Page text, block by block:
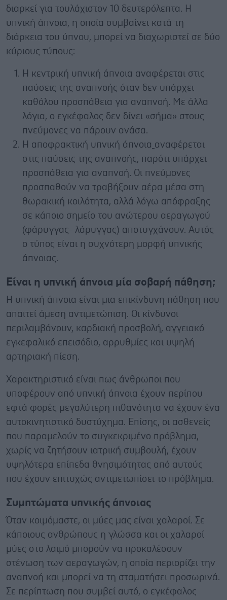
διαρκεί για τουλάχιστον 10 δευτερόλεπτα. Η
υπνική άπνοια, η οποία συμβαίνει κατά τη
διάρκεια του ύπνου, μπορεί να διαχωριστεί σε δύο
κύριους τύπους:
Η κεντρική υπνική άπνοια αναφέρεται στις
παύσεις της αναπνοής όταν δεν υπάρχει
καθόλου προσπάθεια για αναπνοή. Με άλλα
λόγια, ο εγκέφαλος δεν δίνει «σήμα» στους
πνεύμονες να πάρουν ανάσα.
Η αποφρακτική υπνική άπνοια αναφέρεται
στις παύσεις της αναπνοής, παρότι υπάρχει
προσπάθεια για αναπνοή. Οι πνεύμονες
προσπαθούν να τραβήξουν αέρα μέσα στη
θωρακική κοιλότητα, αλλά λόγω απόφραξης
σε κάποιο σημείο του ανώτερου αεραγωγού
(φάρυγγας- λάρυγγας) αποτυγχάνουν. Αυτός
ο τύπος είναι η συχνότερη μορφή υπνικής
άπνοιας.
Είναι η υπνική άπνοια μία σοβαρή πάθηση;
Η υπνική άπνοια είναι μια επικίνδυνη πάθηση που
απαιτεί άμεση αντιμετώπιση. Οι κίνδυνοι
περιλαμβάνουν, καρδιακή προσβολή, αγγειακό
εγκεφαλικό επεισόδιο, αρρυθμίες και υψηλή
αρτηριακή πίεση.
Χαρακτηριστικό είναι πως άνθρωποι που
υποφέρουν από υπνική άπνοια έχουν περίπου
εφτά φορές μεγαλύτερη πιθανότητα να έχουν ένα
αυτοκινητιστικό δυστύχημα. Επίσης, οι ασθενείς
που παραμελούν το συγκεκριμένο πρόβλημα,
χωρίς να ζητήσουν ιατρική συμβουλή, έχουν
υψηλότερα επίπεδα θνησιμότητας από αυτούς
που έχουν επιτυχώς αντιμετωπίσει το πρόβλημα.
Συμπτώματα υπνικής άπνοιας
Όταν κοιμόμαστε, οι μύες μας είναι χαλαροί. Σε
κάποιους ανθρώπους η γλώσσα και οι χαλαροί
μύες στο λαιμό μπορούν να προκαλέσουν
στένωση των αεραγωγών, η οποία περιορίζει την
αναπνοή και μπορεί να τη σταματήσει προσωρινά.
Σε περίπτωση που συμβεί αυτό, ο εγκέφαλος